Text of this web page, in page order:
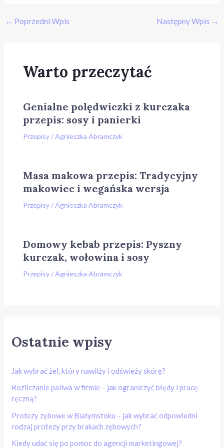
← Poprzedni Wpis Następny Wpis →
Warto przeczytać
Genialne polędwiczki z kurczaka
przepis: sosy i panierki
Przepisy/Agnieszka Abramczyk
Masa makowa przepis: Tradycyjny
makowiec i wegańska wersja
Przepisy/Agnieszka Abramczyk
Domowy kebab przepis: Pyszny
kurczak, wołowina i sosy
Przepisy/Agnieszka Abramczyk
Ostatnie wpisy
Jak wybrać żel, który nawilży i odświeży skórę?
Rozliczanie paliwa w firmie – jak ograniczyć błędy i pracę
ręczną?
Protezy zębowe w Białymstoku – jak wybrać odpowiedni
rodzaj protezy przy brakach zębowych?
Kiedy udać się po pomoc do agencji marketingowej?